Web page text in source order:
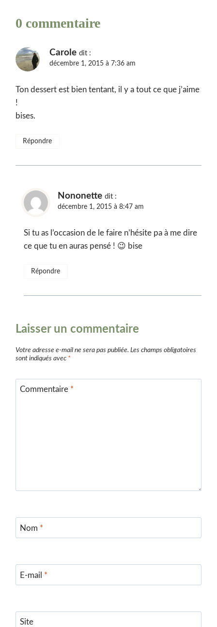
0 commentaire
Carole dit :
décembre 1, 2015 à 7:36 am
Ton dessert est bien tentant, il y a tout ce que j’aime
!
bises.
Répondre
Nononette dit :
décembre 1, 2015 à 8:47 am
Si tu as l’occasion de le faire n’hésite pa à me dire
ce que tu en auras pensé ! 😉 bise
Répondre
Laisser un commentaire
Votre adresse e-mail ne sera pas publiée. Les champs obligatoires
sont indiqués avec *
Commentaire *
Nom *
E-mail *
Site